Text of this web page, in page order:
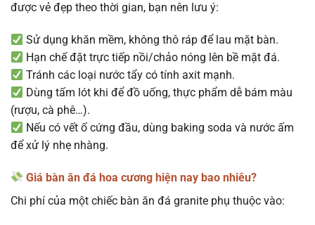
được vẻ đẹp theo thời gian, bạn nên lưu ý:
Sử dụng khăn mềm, không thô ráp để lau mặt bàn.
Hạn chế đặt trực tiếp nồi/chảo nóng lên bề mặt đá.
Tránh các loại nước tẩy có tính axit mạnh.
Dùng tấm lót khi để đồ uống, thực phẩm dễ bám màu
(rượu, cà phê…).
Nếu có vết ố cứng đầu, dùng baking soda và nước ấm
để xử lý nhẹ nhàng.
Giá bàn ăn đá hoa cương hiện nay bao nhiêu?
Chi phí của một chiếc bàn ăn đá granite phụ thuộc vào: